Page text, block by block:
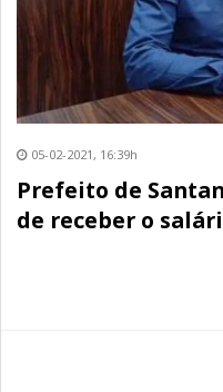
05-02-2021, 16:39h
Prefeito de
de receber o